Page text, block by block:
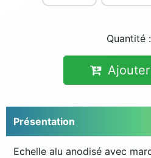
Quantité :
Présentation
Echelle alu anodisé avec